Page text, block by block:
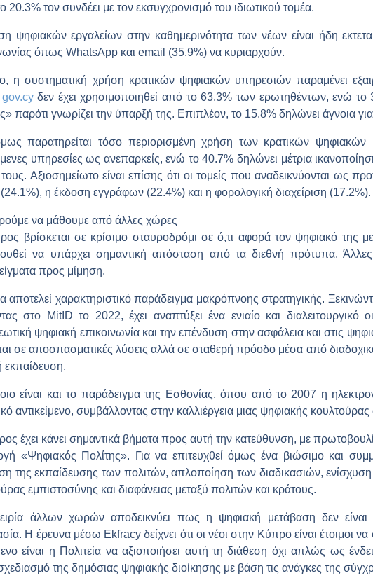
20.3% τον συνδέει με τον εκσυγχρονισμό του ιδιωτικού τομέα.
ψηφιακών εργαλείων στην καθημερινότητα των νέων είναι ήδη
όπως WhatsApp και email (35.9%) να κυριαρχούν.
η συστηματική χρήση κρατικών ψηφιακών υπηρεσιών παραμένει
gov.cyδεν έχει χρησιμοποιηθεί από το 63.3% των ερωτηθέντων, ενώ το
παρότι γνωρίζει την ύπαρξή της. Επιπλέον, το 15.8% δηλώνει άγνοια
παρατηρείται τόσο περιορισμένη χρήση των κρατικών
υπηρεσίες ως ανεπαρκείς, ενώ το 40.7% δηλώνει μέτρια
Αξιοσημείωτο είναι επίσης ότι οι τομείς που αναδεικνύονται ως
(24.1%), η έκδοση εγγράφων (22.4%) και η φορολογική διαχείριση (17.2%).
να μάθουμε από άλλες χώρες
βρίσκεται σε κρίσιμο σταυροδρόμι σε ό,τι αφορά τον ψηφιακό της
να υπάρχει σημαντική απόσταση από τα διεθνή πρότυπα.
προς μίμηση.
αποτελεί χαρακτηριστικό παράδειγμα μακρόπνοης στρατηγικής.
στο MitID το 2022, έχει αναπτύξει ένα ενιαίο και
ψηφιακή επικοινωνία και την επένδυση στην ασφάλεια και στις
σε αποσπασματικές λύσεις αλλά σε σταθερή πρόοδο μέσα από
εκπαίδευση.
είναι και το παράδειγμα της Εσθονίας, όπου από το 2007 η
αντικείμενο, συμβάλλοντας στην καλλιέργεια μιας ψηφιακής
έχει κάνει σημαντικά βήματα προς αυτή την κατεύθυνση, με
«Ψηφιακός Πολίτης». Για να επιτευχθεί όμως ένα βιώσιμο και
της εκπαίδευσης των πολιτών, απλοποίηση των διαδικασιών,
εμπιστοσύνης και διαφάνειας μεταξύ πολιτών και κράτους.
άλλων χωρών αποδεικνύει πως η ψηφιακή μετάβαση δεν είναι
Η έρευνα μέσω Ekfracy δείχνει ότι οι νέοι στην Κύπρο είναι έτοιμοι
είναι η Πολιτεία να αξιοποιήσει αυτή τη διάθεση όχι απλώς ως
της δημόσιας ψηφιακής διοίκησης με βάση τις ανάγκες της